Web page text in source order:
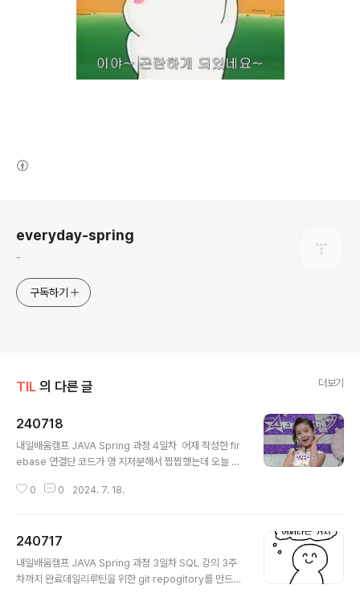
everyday-spring
-
구독하기
TIL 의 다른 글 더보기
240718
내일배움캠프 JAVA Spring 과정 4일차 어제 작성한 fir
ebase 연결단 코드가 영 지저분해서 찝찝했는데 오늘 해
한 예제를 사용했는데우선 테이블 데이터를 모두 가져왔고
져오고 싶어서 튜터님과 ChatGPT의 도움을 받아 수정했
다query와 where을 사용해 필요한 row를 선별해서 가
져왔으나getDocs를 여전히 사용하기 때문에 forEach문
0 0 2024. 7. 18.
240717
내일배움캠프 JAVA Spring 과정 3일차 SQL 강의 3주
차까지 완료데일리루틴을 위한 git repogitory를 만드는